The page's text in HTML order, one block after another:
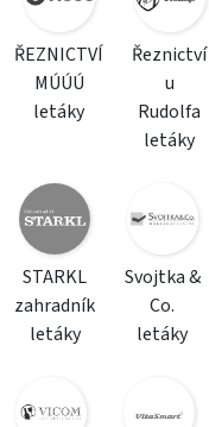
ŘEZNICTVÍ
MÚÚÚ
letáky
Řeznictví
u
Rudolfa
letáky
STARKL
zahradník
letáky
Svojtka &
Co.
letáky